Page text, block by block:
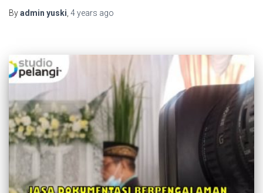
Byadmin yuski, 4 years ago